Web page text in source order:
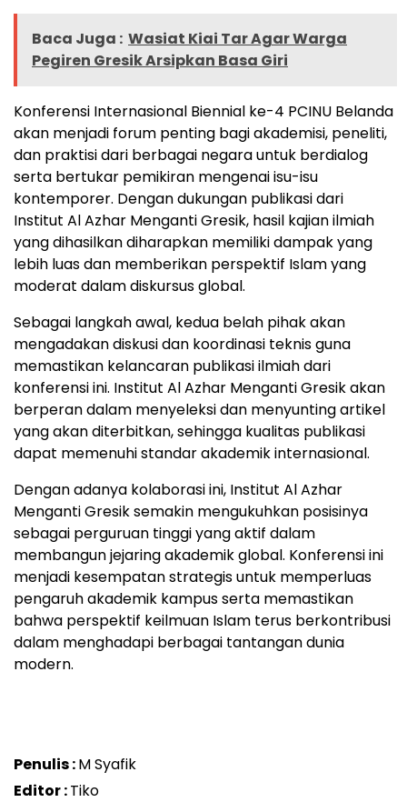
Baca Juga : Wasiat Kiai Tar Agar Warga
Pegiren Gresik Arsipkan Basa Giri
Konferensi Internasional Biennial ke-4 PCINU Belanda
akan menjadi forum penting bagi akademisi, peneliti,
dan praktisi dari berbagai negara untuk berdialog
serta bertukar pemikiran mengenai isu-isu
kontemporer. Dengan dukungan publikasi dari
Institut Al Azhar Menganti Gresik, hasil kajian ilmiah
yang dihasilkan diharapkan memiliki dampak yang
lebih luas dan memberikan perspektif Islam yang
moderat dalam diskursus global.
Sebagai langkah awal, kedua belah pihak akan
mengadakan diskusi dan koordinasi teknis guna
memastikan kelancaran publikasi ilmiah dari
konferensi ini. Institut Al Azhar Menganti Gresik akan
berperan dalam menyeleksi dan menyunting artikel
yang akan diterbitkan, sehingga kualitas publikasi
dapat memenuhi standar akademik internasional.
Dengan adanya kolaborasi ini, Institut Al Azhar
Menganti Gresik semakin mengukuhkan posisinya
sebagai perguruan tinggi yang aktif dalam
membangun jejaring akademik global. Konferensi ini
menjadi kesempatan strategis untuk memperluas
pengaruh akademik kampus serta memastikan
bahwa perspektif keilmuan Islam terus berkontribusi
dalam menghadapi berbagai tantangan dunia
modern.
Penulis :M Syafik
Editor :Tiko